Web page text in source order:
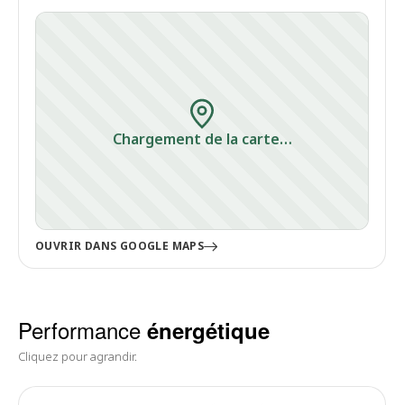
Chargement de la carte…
OUVRIR DANS GOOGLE MAPS
Performance énergétique
Cliquez pour agrandir.